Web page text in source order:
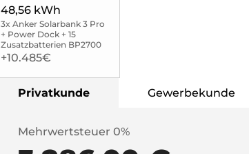
48,56 kWh
3x Anker Solarbank 3 Pro
+ Power Dock + 15
Zusatzbatterien BP2700
+10.485€
Privatkunde Gewerbekunde
Mehrwertsteuer 0%